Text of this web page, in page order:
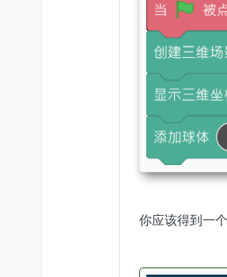
你应该得到一